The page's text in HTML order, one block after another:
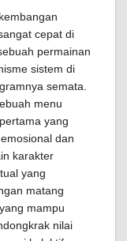
cepat di
permainan
sistem di
semata.
menu
yang
dan
karakter
yang
matang
mampu
nilai